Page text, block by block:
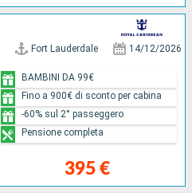
Fort Lauderdale 14/12/2026
395 €
BAMBINI DA 99€
Fino a 900€ di sconto per cabina
-60% sul 2° passeggero
Pensione completa